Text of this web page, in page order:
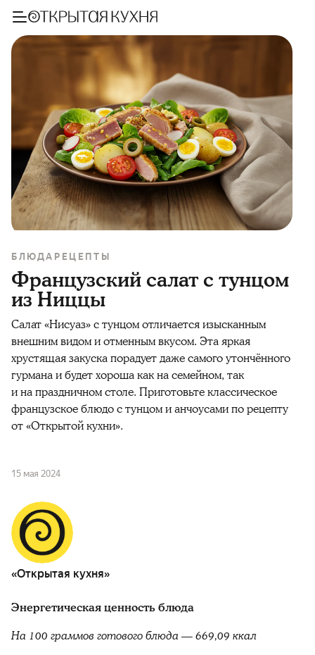
БЛЮДА РЕЦЕПТЫ
Французский салат с тунцом
из Ниццы
Салат «Нисуаз» с тунцом отличается изысканным
внешним видом и отменным вкусом. Эта яркая
хрустящая закуска порадует даже самого утончённого
гурмана и будет хороша как на семейном, так
и на праздничном столе. Приготовьте классическое
французское блюдо с тунцом и анчоусами по рецепту
от «Открытой кухни».
15 мая 2024
«Открытая кухня»
Энергетическая ценность блюда
На 100 граммов готового блюда — 669,09 ккал